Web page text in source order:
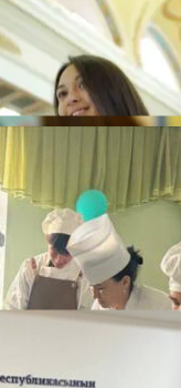
СТАРТ АЛДЫ
10.08.2026
ГЕНДЕРДИК
ЗОМБУЛУКТАН
07.08.2026
Абитуриент
ЖОЖДОРГО
СТАРТ АЛДЫ
10.08.2026
ЖОЖДОРГО
27.07.2026
ӨЗҮҢДҮН
20.07.2026